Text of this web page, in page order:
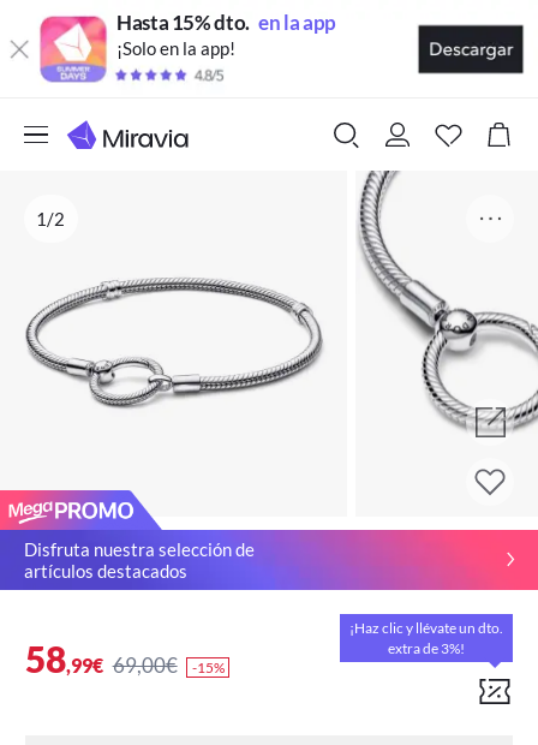
Hasta 15% dto. en la app
¡Solo en la app!
1/2
Disfruta nuestra selección de
artículos destacados
58,99€ 69,00€ -15%
¡Haz clic y llévate un dto.
extra de 3%!